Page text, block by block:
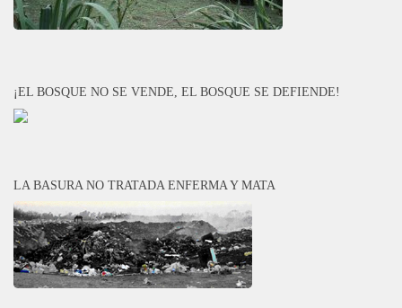
¡EL BOSQUE NO SE VENDE, EL BOSQUE SE DEFIENDE!
LA BASURA NO TRATADA ENFERMA Y MATA